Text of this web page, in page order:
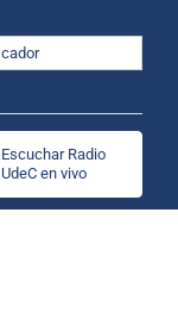
Escuchar Radio
UdeC en vivo